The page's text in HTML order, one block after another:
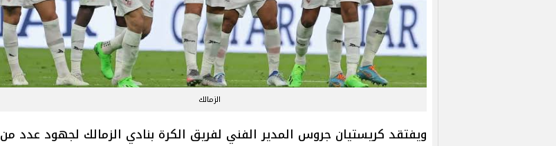
الزمالك
ويفتقد كريستيان جروس المدير الفني لفريق الكرة بنادي الزمالك لجهود عدد من